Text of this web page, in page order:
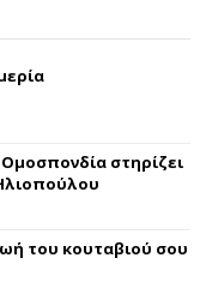
στηρίζει
του κουταβιού σου